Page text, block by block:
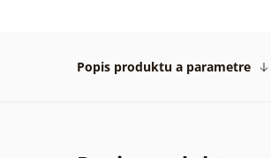
Popis produktu a parametre